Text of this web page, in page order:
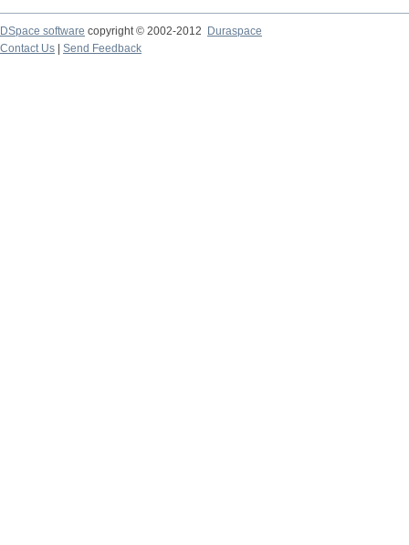
DSpace software copyright © 2002-2012
Duraspace
Contact Us
Send Feedback